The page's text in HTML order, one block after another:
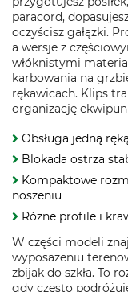
paracord,
oczyścisz gałązki.
a wersje z
włóknistymi
karbowania na
rękawicach. Klips
organizację
Obsługa jedną
Blokada ostrza
Kompaktowe
noszeniu
Różne profile i
W części modeli
wyposażeniu
zbijak do szkła. To
gdy często